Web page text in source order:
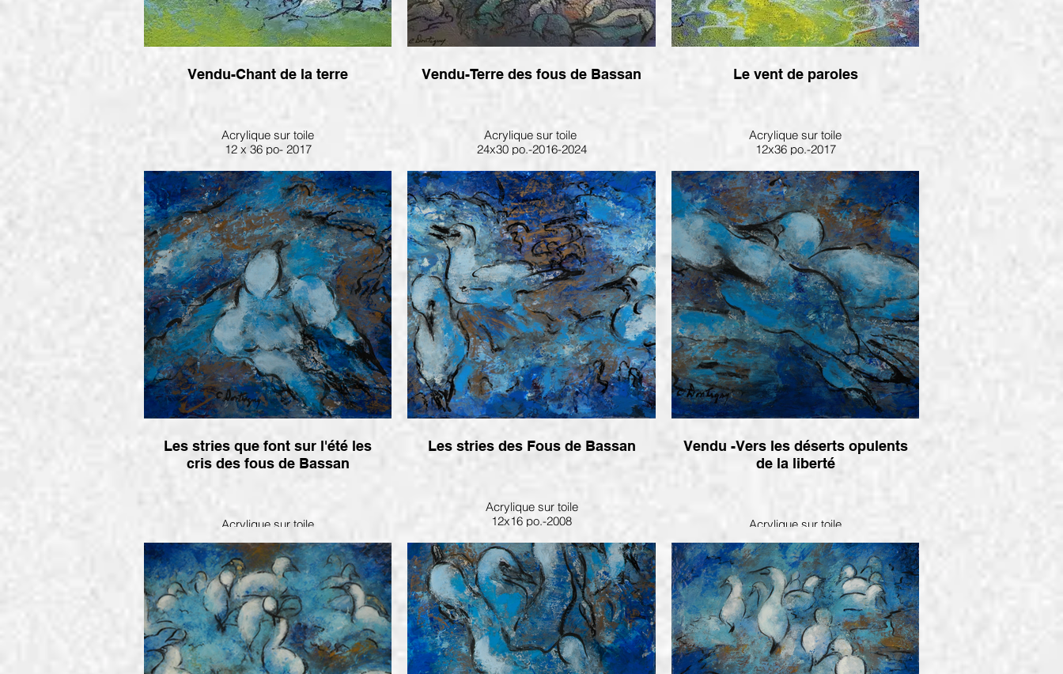
Vendu-Chant de la terre
Acrylique sur toile
12 x 36 po- 2017
Vendu-Terre des fous de Bassan
Acrylique sur toile
24x30 po.-2016-2024
Jean-sur-Richelieu
Le vent de paroles
Acrylique sur toile
12x36 po.-2017
Disponible à Galerie La marée montante
Ile d'Orléans
Les stries que font sur l'été les
cris des fous de Bassan
Acrylique sur toile
Disponible
Les stries des Fous de Bassan
Acrylique sur toile
12x16 po.-2008
Disponible à la Galerie La marée montante
Ile D'Orléans
Vendu -Vers les déserts opulents
de la liberté
Acrylique sur toile